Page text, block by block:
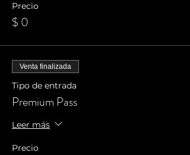
Precio
$ 0
Venta finalizada
Tipo de entrada
Premium Pass
Leer más
Precio